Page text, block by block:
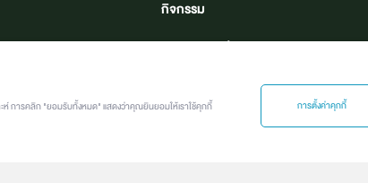
กิจกรรม
ะห์ การคลิก "ยอมรับทั้งหมด" แสดงว่าคุณยินยอมให้เราใช้คุกกี้
การตั้งค่าคุกกี้